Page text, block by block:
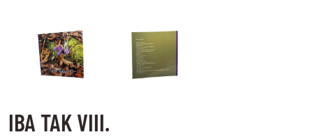
LOG IN
Nie ste členom? Zaregistrujte sa.
IBA TAK VIII.